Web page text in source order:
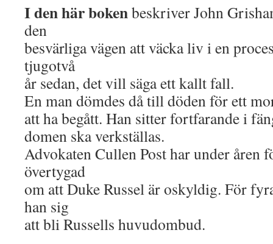
I den här bokenbeskriver John
den
besvärliga vägen att väcka liv i en
tjugotvå
år sedan, det vill säga ett kallt fall.
En man dömdes då till döden för ett
att ha begått. Han sitter fortfarande i
domen ska verkställas.
Advokaten Cullen Post har under
övertygad
om att Duke Russel är oskyldig. För
han sig
att bli Russells huvudombud.